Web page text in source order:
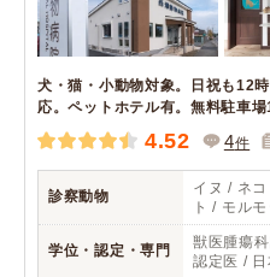
犬・猫・小動物対象。日祝も12
応。ペットホテル有。無料駐車場
4.52 4件
診察動物
イヌ / ネ
ト / モルモ
学位・認定・専門
獣医腫瘍
認定医 /